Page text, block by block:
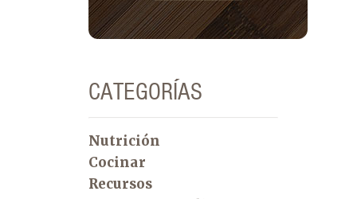
CATEGORÍAS
Nutrición
Cocinar
Recursos